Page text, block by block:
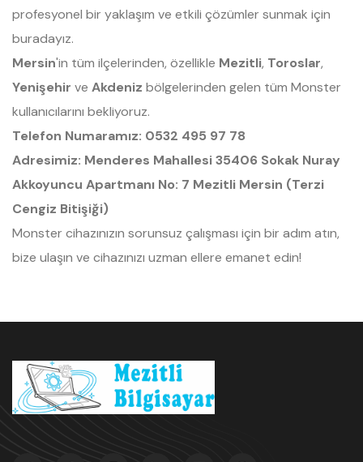
profesyonel bir yaklaşım ve etkili çözümler sunmak için
buradayız.
Mersin'in tüm ilçelerinden, özellikle Mezitli, Toroslar,
Yenişehir ve Akdeniz bölgelerinden gelen tüm Monster
kullanıcılarını bekliyoruz.
Telefon Numaramız: 0532 495 97 78
Adresimiz: Menderes Mahallesi 35406 Sokak Nuray
Akkoyuncu Apartmanı No: 7 Mezitli Mersin (Terzi
Cengiz Bitişiği)
Monster cihazınızın sorunsuz çalışması için bir adım atın,
bize ulaşın ve cihazınızı uzman ellere emanet edin!